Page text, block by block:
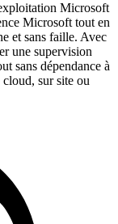
Microsoft
Microsoft tout en
et sans faille. Avec
une supervision
sans dépendance à
sur site ou